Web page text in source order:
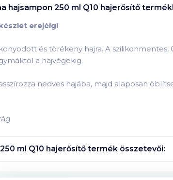
hajsampon 250 ml Q10 hajerősítő
erejéig!
és törékeny hajra. A
a hajvégekig.
nedves hajába, majd alaposan
ml Q10 hajerősítő termék összetevői: